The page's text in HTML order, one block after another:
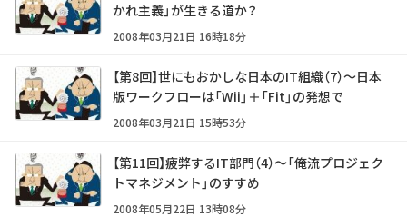
かれ主義」が生きる道か？
2008年03月21日 16時18分
【第8回】世にもおかしな日本のIT組織（7）～日本
版ワークフローは「Wii」＋「Fit」の発想で
2008年03月21日 15時53分
【第11回】疲弊するIT部門（4）～「俺流プロジェク
トマネジメント」のすすめ
2008年05月22日 13時08分